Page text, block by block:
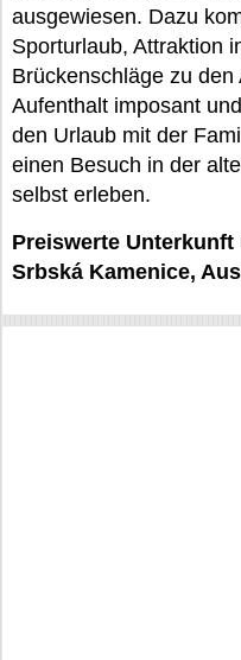
ausgewiesen. Dazu
Sporturlaub, Attraktion
Brückenschläge zu
Aufenthalt imposant
den Urlaub mit der
einen Besuch in der
selbst erleben.
Preiswerte
Srbská Kamenice,